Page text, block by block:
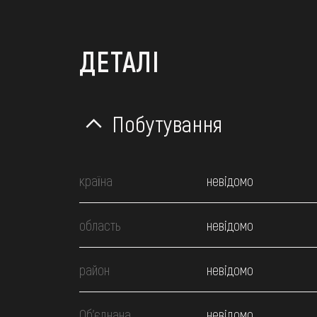
ДЕТАЛІ
Побутування
країна невідомо
область невідомо
район невідомо